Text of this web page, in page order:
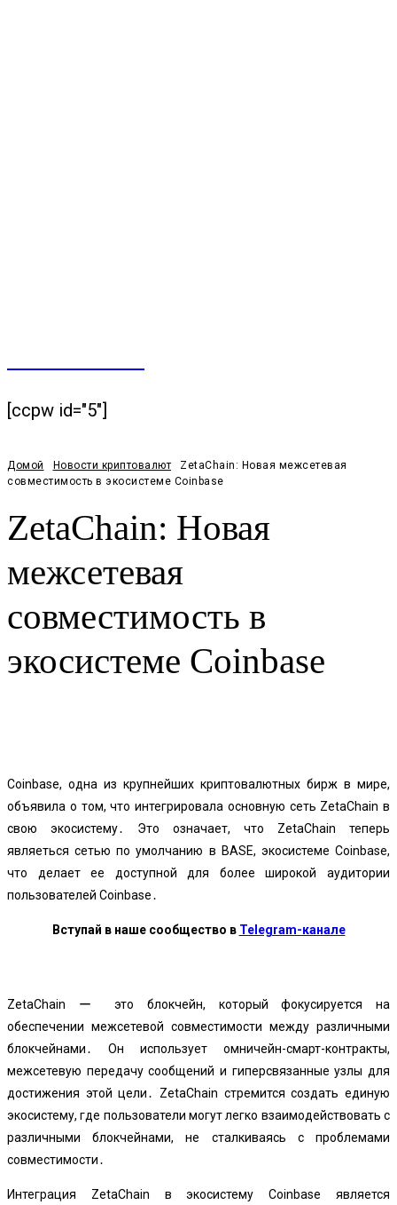
[ccpw id="5"]
Домой Новости криптовалют
ZetaChain: Новая межсетевая
совместимость в экосистеме Coinbase
ZetaChain: Новая
межсетевая
совместимость в
экосистеме Coinbase
Coinbase, одна из крупнейших криптовалютных бирж в мире,
объявила о том, что интегрировала основную сеть ZetaChain в
свою экосистему․ Это означает, что ZetaChain теперь
являеться сетью по умолчанию в BASE, экосистеме Coinbase,
что делает ее доступной для более широкой аудитории
пользователей Coinbase․
Вступай в наше сообщество в Telegram-канале
ZetaChain ー это блокчейн, который фокусируется на
обеспечении межсетевой совместимости между различными
блокчейнами․ Он использует омничейн-смарт-контракты,
межсетевую передачу сообщений и гиперсвязанные узлы для
достижения этой цели․ ZetaChain стремится создать единую
экосистему, где пользователи могут легко взаимодействовать с
различными блокчейнами, не сталкиваясь с проблемами
совместимости․
Интеграция ZetaChain в экосистему Coinbase является